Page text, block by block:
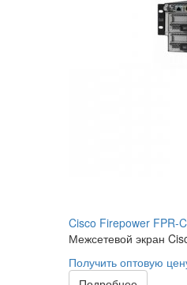
Cisco Firepower FPR-
Межсетевой экран
Получить оптовую